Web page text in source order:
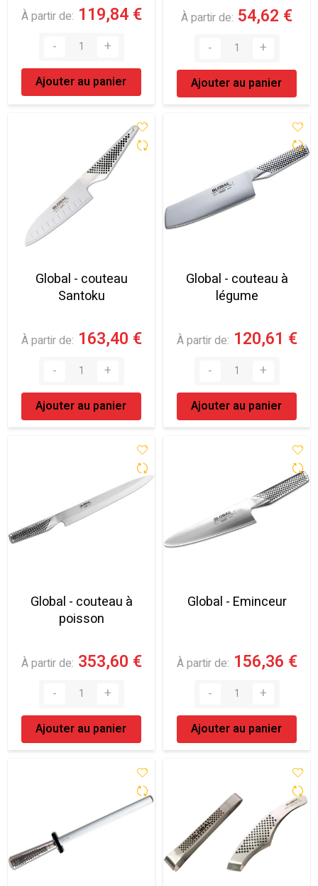
À partir de 119,84 €
Ajouter au panier
À partir de 54,62 €
Ajouter au panier
Global - couteau
Santoku
À partir de 163,40 €
Ajouter au panier
Global - couteau à
légume
À partir de 120,61 €
Ajouter au panier
Global - couteau à
poisson
À partir de 353,60 €
Ajouter au panier
Global - Eminceur
À partir de 156,36 €
Ajouter au panier